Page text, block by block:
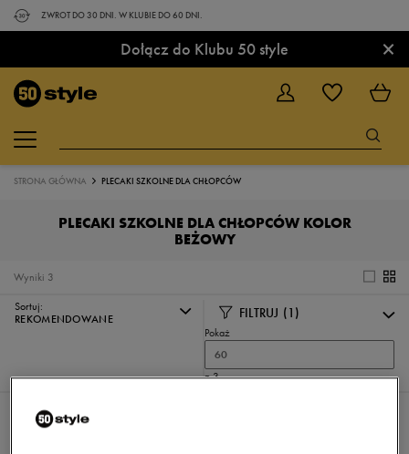
ZWROT DO 30 DNI. W KLUBIE DO 60 DNI.
Dołącz do Klubu 50 style ×
STRONA GŁÓWNA PLECAKI SZKOLNE DLA CHŁOPCÓW
PLECAKI SZKOLNE DLA CHŁOPCÓW KOLOR
BEŻOWY
3
Wyniki
Sortuj:
REKOMENDOWANE
FILTRUJ (1)
Pokaż
60
z 3
Wybrane filtry: